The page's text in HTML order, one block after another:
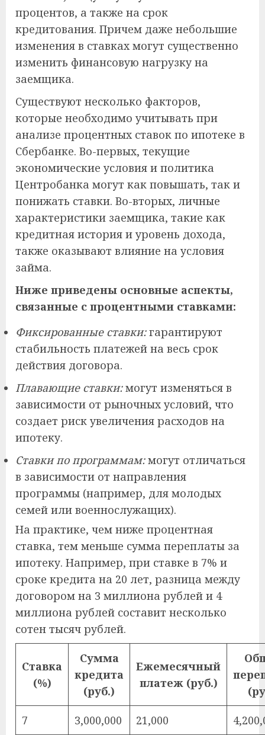
процентов, а также на срок
кредитования. Причем даже небольшие
изменения в ставках могут существенно
изменить финансовую нагрузку на
заемщика.
Существуют несколько факторов,
которые необходимо учитывать при
анализе процентных ставок по ипотеке в
Сбербанке. Во-первых, текущие
экономические условия и политика
Центробанка могут как повышать, так и
понижать ставки. Во-вторых, личные
характеристики заемщика, такие как
кредитная история и уровень дохода,
также оказывают влияние на условия
займа.
Ниже приведены основные аспекты,
связанные с процентными ставками:
Фиксированные ставки:гарантируют
стабильность платежей на весь срок
действия договора.
Плавающие ставки:могут изменяться в
зависимости от рыночных условий, что
создает риск увеличения расходов на
ипотеку.
Ставки по программам:могут отличаться
в зависимости от направления
программы (например, для молодых
семей или военнослужащих).
На практике, чем ниже процентная
ставка, тем меньше сумма переплаты за
ипотеку. Например, при ставке в 7% и
сроке кредита на 20 лет, разница между
договором на 3 миллиона рублей и 4
миллиона рублей составит несколько
сотен тысяч рублей.
Ставка
(%)
Сумма
кредита
(руб.)
Ежемесячный
платеж (руб.)
7 3,000,000 21,000